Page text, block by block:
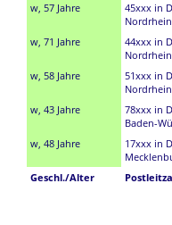
w, 57 Jahre
45xxx in
w, 71 Jahre
44xxx in
w, 58 Jahre
51xxx in
w, 43 Jahre
78xxx in
Baden-
w, 48 Jahre
17xxx in
Geschl./Alter